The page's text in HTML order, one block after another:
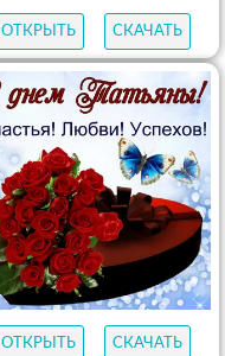
ОТКРЫТЬ СКАЧАТЬ
ОТКРЫТЬ СКАЧАТЬ